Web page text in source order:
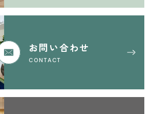
お問い合わせ
CONTACT